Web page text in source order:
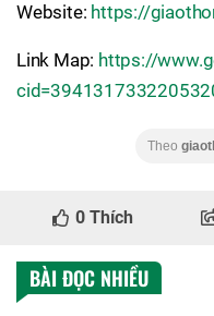
Website: https://
Link Map: https://
Theo
0 Thích
BÀI ĐỌC NHIỀU